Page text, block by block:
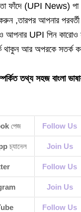
ফাঁদে (UPI News) পা
,তারপর আপনার
আপনার UPI পিন কারোও
থাকুন আর অপরকে সতর্ক
তথ্য সহজ বাংলা
পেজ Follow Us
চ্যানেল Join Us
Follow Us
Join Us
Follow Us